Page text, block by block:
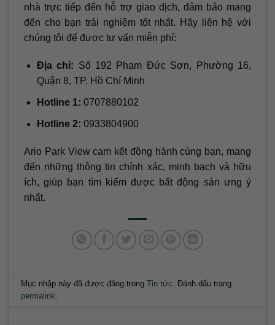
nhà trực tiếp đến hỗ trợ giao dịch, đảm bảo mang
đến cho bạn trải nghiệm tốt nhất. Hãy liên hệ với
chúng tôi để được tư vấn miễn phí:
Địa chỉ: Số 192 Phạm Đức Sơn, Phường 16,
Quận 8, TP. Hồ Chí Minh
Hotline 1: 0707880102
Hotline 2: 0933804900
Ario Park View cam kết đồng hành cùng bạn, mang
đến những thông tin chính xác, minh bạch và hữu
ích, giúp bạn tìm kiếm được bất động sản ưng ý
nhất.
Mục nhập này đã được đăng trongTin tức . Đánh dấu trang
permalink